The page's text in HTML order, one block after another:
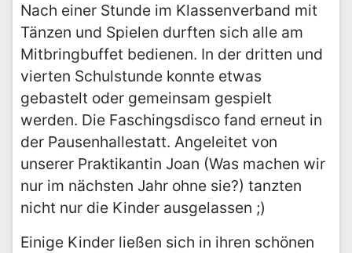
Nach einer Stunde im Klassenverband mit
Tänzen und Spielen durften sich alle am
Mitbringbuffet bedienen. In der dritten und
vierten Schulstunde konnte etwas
gebastelt oder gemeinsam gespielt
werden. Die Faschingsdisco fand erneut in
der Pausenhallestatt. Angeleitet von
unserer Praktikantin Joan (Was machen wir
nur im nächsten Jahr ohne sie?) tanzten
nicht nur die Kinder ausgelassen ;)
Einige Kinder ließen sich in ihren schönen